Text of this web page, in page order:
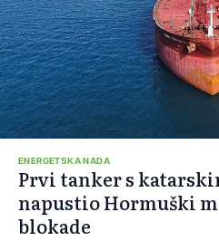
ENERGETSKA NADA
Prvi tanker s
napustio Hormuški
blokade